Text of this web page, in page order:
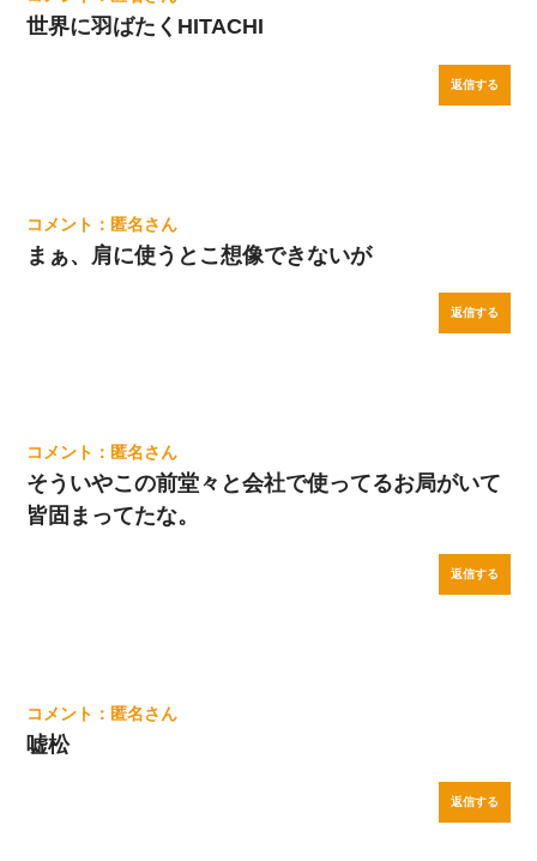
世界に羽ばたくHITACHI
返信する
匿名
まぁ、肩に使うとこ想像できないが
返信する
匿名
そういやこの前堂々と会社で使ってるお局がいて
皆固まってたな。
返信する
匿名
嘘松
返信する